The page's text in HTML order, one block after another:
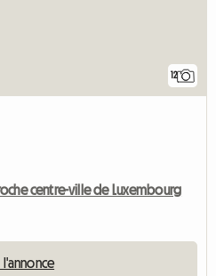
12
centre-ville de Luxembourg
l'annonce